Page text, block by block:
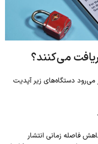
دستگاه‌های زیر آپدیت
فاصله زمانی انتشار